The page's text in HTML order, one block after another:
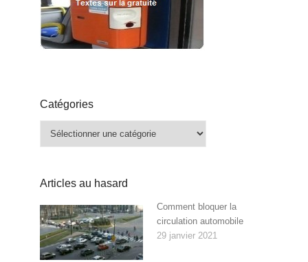
Catégories
Articles au hasard
Comment bloquer la
circulation automobile
29 janvier 2021